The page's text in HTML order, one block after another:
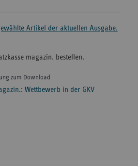
Artikel der aktuellen Ausgabe.
magazin. bestellen.
zum Download
Wettbewerb in der GKV